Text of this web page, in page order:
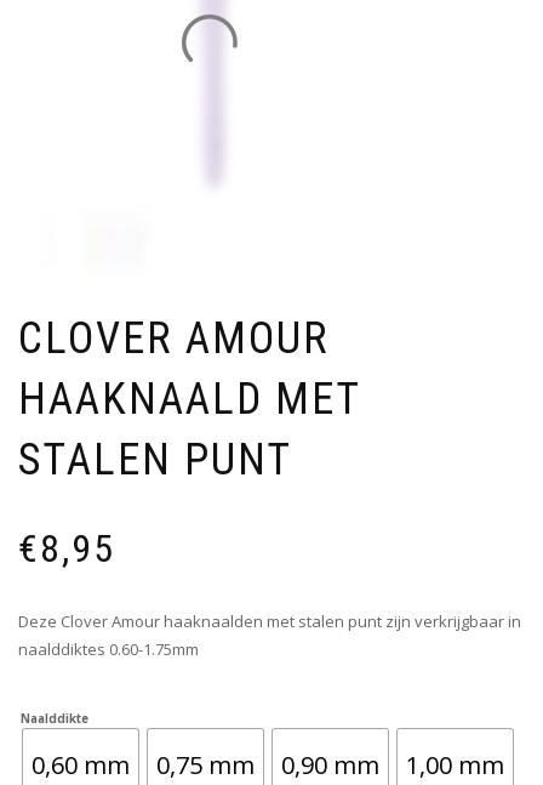
CLOVER AMOUR
HAAKNAALD MET
STALEN PUNT
€8,95
Deze Clover Amour haaknaalden met stalen punt zijn verkrijgbaar in
naalddiktes 0.60-1.75mm
Naalddikte
0,60 mm 0,75 mm 0,90 mm 1,00 mm